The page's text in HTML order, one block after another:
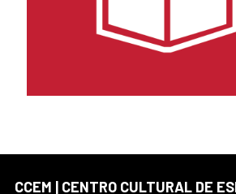
CCEM | CENTRO CULTURAL DE